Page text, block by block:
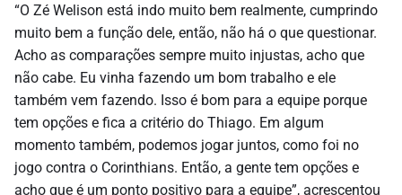
“O Zé Welison está indo muito bem realmente, cumprindo
muito bem a função dele, então, não há o que questionar.
Acho as comparações sempre muito injustas, acho que
não cabe. Eu vinha fazendo um bom trabalho e ele
também vem fazendo. Isso é bom para a equipe porque
tem opções e fica a critério do Thiago. Em algum
momento também, podemos jogar juntos, como foi no
jogo contra o Corinthians. Então, a gente tem opções e
acho que é um ponto positivo para a equipe”, acrescentou